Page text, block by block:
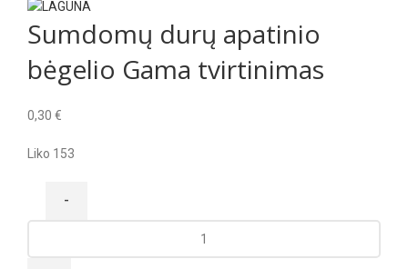
Sumdomų durų apatinio
bėgelio Gama tvirtinimas
0,30 €
Liko 153